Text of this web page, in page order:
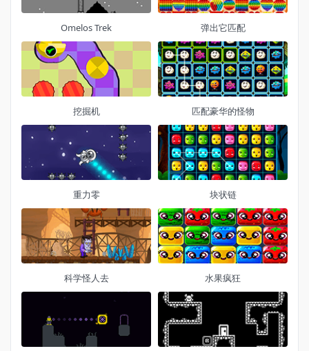
Omelos Trek 弹出它匹配
挖掘机 匹配豪华的怪物
重力零 块状链
科学怪人去 水果疯狂